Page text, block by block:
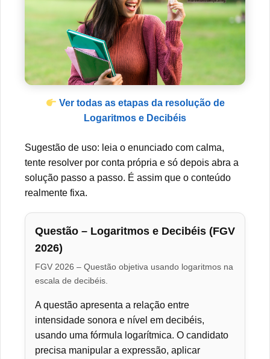
Ver todas as etapas da resolução de
Logaritmos e Decibéis
Sugestão de uso: leia o enunciado com calma,
tente resolver por conta própria e só depois abra a
solução passo a passo. É assim que o conteúdo
realmente fixa.
Questão – Logaritmos e Decibéis (FGV
2026)
FGV 2026 – Questão objetiva usando logaritmos na
escala de decibéis.
A questão apresenta a relação entre
intensidade sonora e nível em decibéis,
usando uma fórmula logarítmica. O candidato
precisa manipular a expressão, aplicar